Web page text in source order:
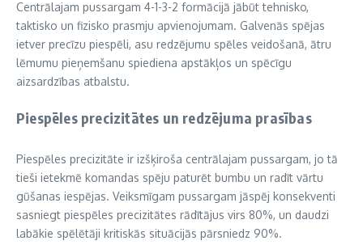
Centrālajam pussargam 4-1-3-2 formācijā jābūt tehnisko,
taktisko un fizisko prasmju apvienojumam. Galvenās spējas
ietver precīzu piespēli, asu redzējumu spēles veidošanā, ātru
lēmumu pieņemšanu spiediena apstākļos un spēcīgu
aizsardzības atbalstu.
Piespēles precizitātes un redzējuma prasības
Piespēles precizitāte ir izšķiroša centrālajam pussargam, jo tā
tieši ietekmē komandas spēju paturēt bumbu un radīt vārtu
gūšanas iespējas. Veiksmīgam pussargam jāspēj konsekventi
sasniegt piespēles precizitātes rādītājus virs 80%, un daudzi
labākie spēlētāji kritiskās situācijās pārsniedz 90%.